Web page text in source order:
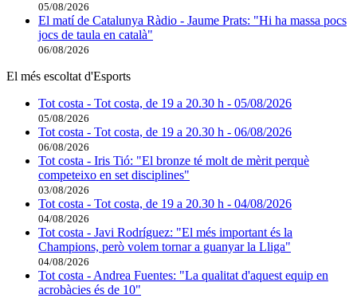
05/08/2026
El matí de Catalunya Ràdio - Jaume Prats: "Hi ha massa pocs
jocs de taula en català"
06/08/2026
El més escoltat d'Esports
Tot costa - Tot costa, de 19 a 20.30 h - 05/08/2026
05/08/2026
Tot costa - Tot costa, de 19 a 20.30 h - 06/08/2026
06/08/2026
Tot costa - Iris Tió: "El bronze té molt de mèrit perquè
competeixo en set disciplines"
03/08/2026
Tot costa - Tot costa, de 19 a 20.30 h - 04/08/2026
04/08/2026
Tot costa - Javi Rodríguez: "El més important és la
Champions, però volem tornar a guanyar la Lliga"
04/08/2026
Tot costa - Andrea Fuentes: "La qualitat d'aquest equip en
acrobàcies és de 10"